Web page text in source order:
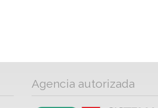
Agencia autorizada